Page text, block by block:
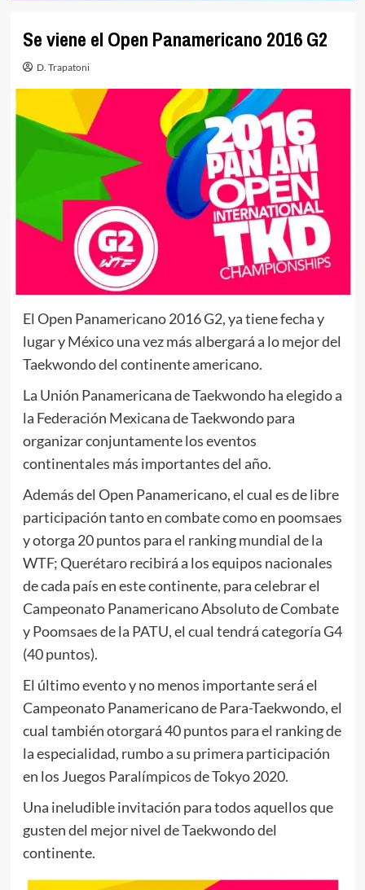
Se viene el Open Panamericano 2016 G2
D. Trapatoni
El Open Panamericano 2016 G2, ya tiene fecha y
lugar y México una vez más albergará a lo mejor del
Taekwondo del continente americano.
La Unión Panamericana de Taekwondo ha elegido a
la Federación Mexicana de Taekwondo para
organizar conjuntamente los eventos
continentales más importantes del año.
Además del Open Panamericano, el cual es de libre
participación tanto en combate como en poomsaes
y otorga 20 puntos para el ranking mundial de la
WTF; Querétaro recibirá a los equipos nacionales
de cada país en este continente, para celebrar el
Campeonato Panamericano Absoluto de Combate
y Poomsaes de la PATU, el cual tendrá categoría G4
(40 puntos).
El último evento y no menos importante será el
Campeonato Panamericano de Para-Taekwondo, el
cual también otorgará 40 puntos para el ranking de
la especialidad, rumbo a su primera participación
en los Juegos Paralímpicos de Tokyo 2020.
Una ineludible invitación para todos aquellos que
gusten del mejor nivel de Taekwondo del
continente.